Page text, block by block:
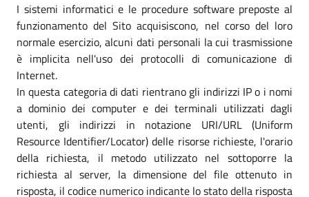
I sistemi informatici e le procedure software preposte al
funzionamento del Sito acquisiscono, nel corso del loro
normale esercizio, alcuni dati personali la cui trasmissione
è implicita nell'uso dei protocolli di comunicazione di
Internet.
In questa categoria di dati rientrano gli indirizzi IP o i nomi
a dominio dei computer e dei terminali utilizzati dagli
utenti, gli indirizzi in notazione URI/URL (Uniform
Resource Identifier/Locator) delle risorse richieste, l'orario
della richiesta, il metodo utilizzato nel sottoporre la
richiesta al server, la dimensione del file ottenuto in
risposta, il codice numerico indicante lo stato della risposta